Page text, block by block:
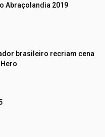
Abraçolandia 2019
brasileiro recriam cena